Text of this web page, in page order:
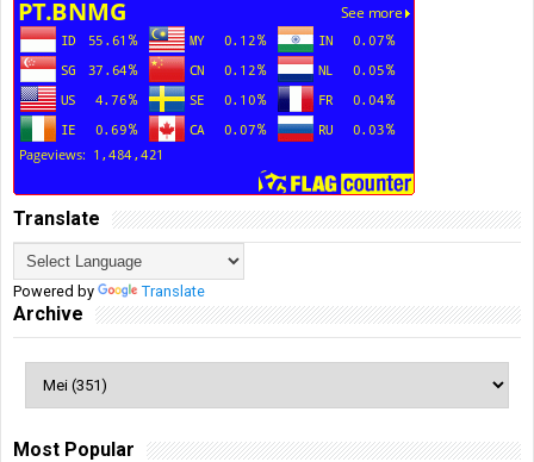
Translate
Powered by Translate
Archive
Most Popular